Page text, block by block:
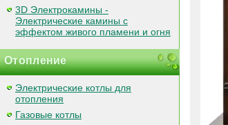
3D Электрокамины -
Электрические камины с
эффектом живого пламени и огня
Отопление
Электрические котлы для
отопления
Газовые котлы